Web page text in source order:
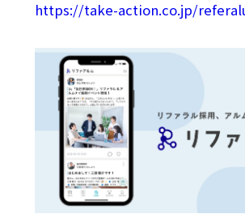
https://take-action.co.jp/